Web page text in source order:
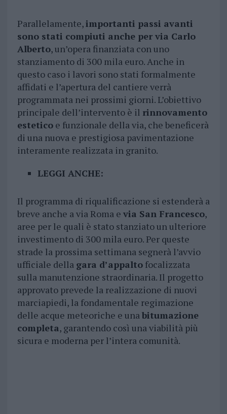
Parallelamente,importanti passi avanti
sono stati compiuti anche per via Carlo
Alberto, un’opera finanziata con uno
stanziamento di 300 mila euro. Anche in
questo caso i lavori sono stati formalmente
affidati e l’apertura del cantiere verrà
programmata nei prossimi giorni. L’obiettivo
principale dell’intervento è il rinnovamento
esteticoe funzionale della via, che beneficerà
di una nuova e prestigiosa pavimentazione
interamente realizzata in granito.
LEGGI ANCHE:
Il programma di riqualificazione si estenderà a
breve anche a via Roma e via San Francesco,
aree per le quali è stato stanziato un ulteriore
investimento di 300 mila euro. Per queste
strade la prossima settimana segnerà l’avvio
ufficiale della gara d’appaltofocalizzata
sulla manutenzione straordinaria. Il progetto
approvato prevede la realizzazione di nuovi
marciapiedi, la fondamentale regimazione
delle acque meteoriche e unabitumazione
completa, garantendo così una viabilità più
sicura e moderna per l’intera comunità.